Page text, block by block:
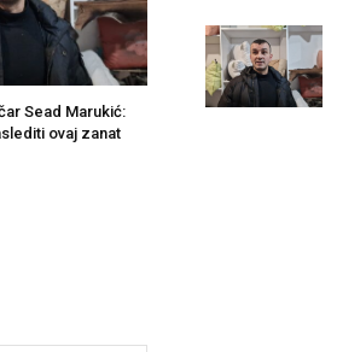
Sead Marukić:
ovaj zanat